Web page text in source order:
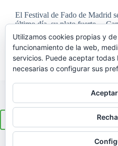
El Festival de Fado de Madrid
último día, su plato fuerte…
edición del festival dedicado a
portuguesa, dentro de la que
Moutinho se ha ganado un
Juan Barrero
07/06/
Utilizamos cookies propias y
funcionamiento de la web,
servicios. Puede aceptar todas
necesarias o configurar sus